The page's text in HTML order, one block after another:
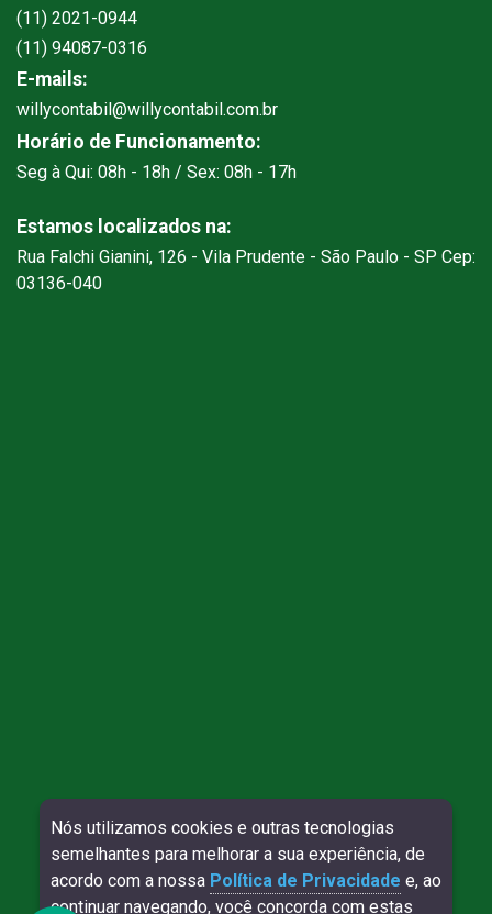
(11) 2021-0944
(11) 94087-0316
E-mails:
willycontabil@willycontabil.com.br
Horário de Funcionamento:
Seg à Qui: 08h - 18h / Sex: 08h - 17h
Estamos localizados na:
Rua Falchi Gianini, 126 - Vila Prudente - São Paulo - SP Cep:
03136-040
Direitos reservados à Willy Contábil - 2026
Nós utilizamos cookies e outras tecnologias
semelhantes para melhorar a sua experiência, de
acordo com a nossa Política de Privacidade e, ao
continuar navegando, você concorda com estas